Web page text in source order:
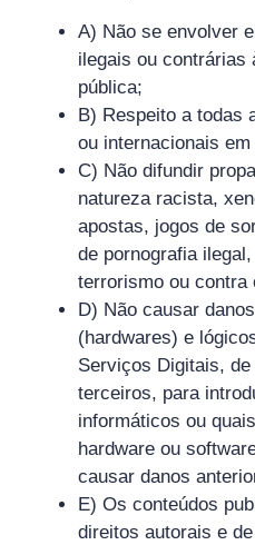
A) Não se envolver
ilegais ou contrárias
pública;
B) Respeito a todas
ou internacionais
C) Não difundir
natureza racista,
apostas, jogos de
de pornografia
terrorismo ou contra
D) Não causar
(hardwares) e
Serviços Digitais,
terceiros, para
informáticos ou
hardware ou
causar danos
E) Os conteúdos
direitos autorais e